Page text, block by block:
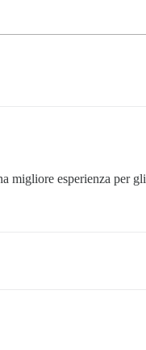
migliore esperienza per gli